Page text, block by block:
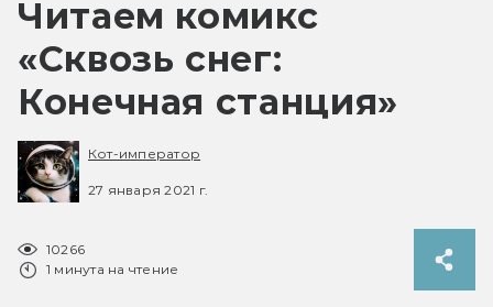
Читаем комикс
«Сквозь снег:
Конечная станция»
Кот-император
27 января 2021 г.
10266
1 минута на чтение